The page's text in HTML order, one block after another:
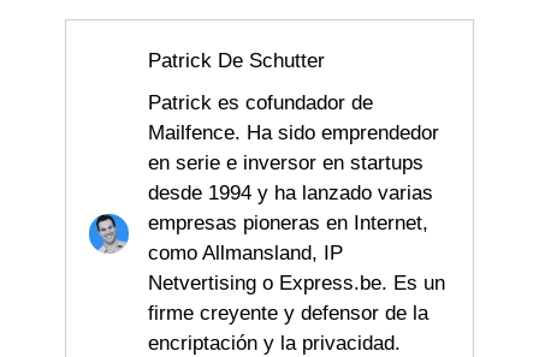
Patrick De Schutter
Patrick es cofundador de
Mailfence. Ha sido emprendedor
en serie e inversor en startups
desde 1994 y ha lanzado varias
empresas pioneras en Internet,
como Allmansland, IP
Netvertising o Express.be. Es un
firme creyente y defensor de la
encriptación y la privacidad.